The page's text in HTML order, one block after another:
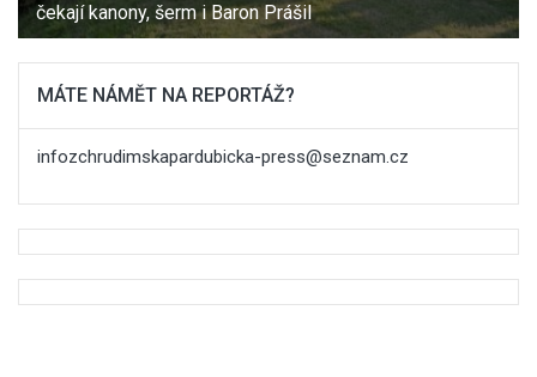
čekají kanony, šerm i Baron Prášil
MÁTE NÁMĚT NA REPORTÁŽ?
infozchrudimskapardubicka-press@seznam.cz